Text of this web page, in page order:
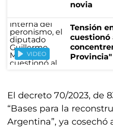
novia
VIDEO
Tensión
cuestionó
Provincia"
El decreto 70/2023, de
“Bases para la
Argentina”, ya cosechó